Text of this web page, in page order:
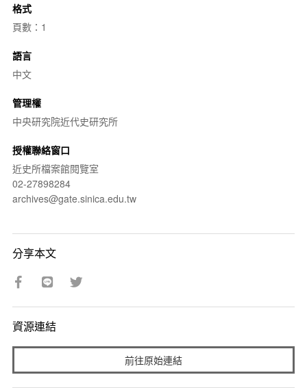
格式
頁數：1
語言
中文
管理權
中央研究院近代史研究所
授權聯絡窗口
近史所檔案館閱覽室
02-27898284
archives@gate.sinica.edu.tw
分享本文
資源連結
前往原始連結